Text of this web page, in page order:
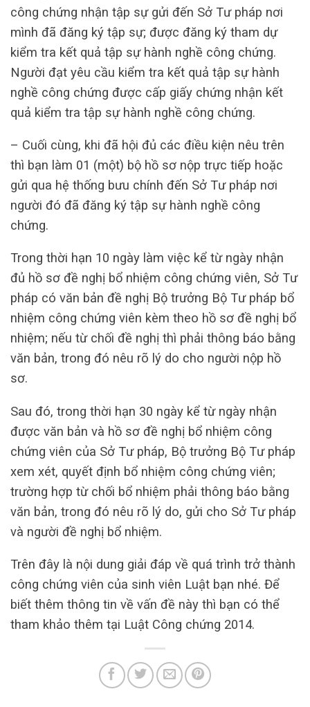
công chứng nhận tập sự gửi đến Sở Tư pháp nơi
mình đã đăng ký tập sự; được đăng ký tham dự
kiểm tra kết quả tập sự hành nghề công chứng.
Người đạt yêu cầu kiểm tra kết quả tập sự hành
nghề công chứng được cấp giấy chứng nhận kết
quả kiểm tra tập sự hành nghề công chứng.
– Cuối cùng, khi đã hội đủ các điều kiện nêu trên
thì bạn làm 01 (một) bộ hồ sơ nộp trực tiếp hoặc
gửi qua hệ thống bưu chính đến Sở Tư pháp nơi
người đó đã đăng ký tập sự hành nghề công
chứng.
Trong thời hạn 10 ngày làm việc kể từ ngày nhận
đủ hồ sơ đề nghị bổ nhiệm công chứng viên, Sở Tư
pháp có văn bản đề nghị Bộ trưởng Bộ Tư pháp bổ
nhiệm công chứng viên kèm theo hồ sơ đề nghị bổ
nhiệm; nếu từ chối đề nghị thì phải thông báo bằng
văn bản, trong đó nêu rõ lý do cho người nộp hồ
sơ.
Sau đó, trong thời hạn 30 ngày kể từ ngày nhận
được văn bản và hồ sơ đề nghị bổ nhiệm công
chứng viên của Sở Tư pháp, Bộ trưởng Bộ Tư pháp
xem xét, quyết định bổ nhiệm công chứng viên;
trường hợp từ chối bổ nhiệm phải thông báo bằng
văn bản, trong đó nêu rõ lý do, gửi cho Sở Tư pháp
và người đề nghị bổ nhiệm.
Trên đây là nội dung giải đáp về quá trình trở thành
công chứng viên của sinh viên Luật bạn nhé. Để
biết thêm thông tin về vấn đề này thì bạn có thể
tham khảo thêm tại Luật Công chứng 2014.